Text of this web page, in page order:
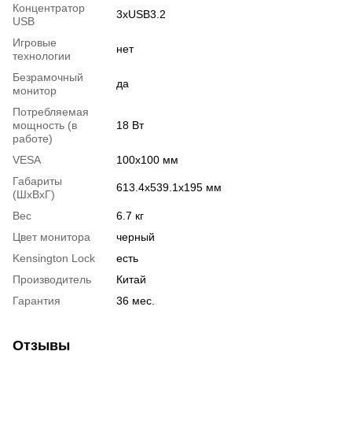
Концентратор
USB
3хUSB3.2
Игровые
технологии
нет
Безрамочный
монитор
да
Потребляемая
мощность (в
работе)
18 Вт
VESA
100х100 мм
Габариты
(ШхВхГ)
613.4х539.1х195 мм
Вес
6.7 кг
Цвет монитора
черный
Kensington Lock
есть
Производитель
Китай
Гарантия
36 мес.
Отзывы